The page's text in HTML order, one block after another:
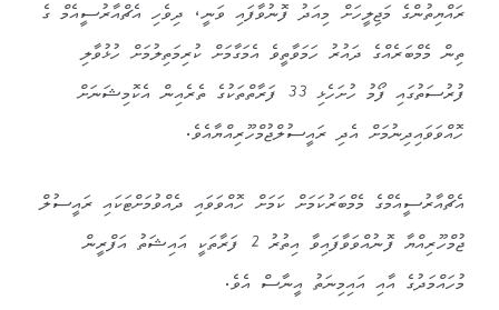
ރައްޔިތުންގެ މަޖިލީހަށް މިއަދު ފޮނުވާފައި ވަނީ، ދިވެހި އެޗްއާރުސީއެމް ގެ
ތިން މެމްބަރެއްގެ ދައުރު ހަމަވާތީވެ އެމަގާމަށް ކުރިމަތިލުމަށް ހުޅުވާލި
ފުރުސަތުގައި ފޯމު ހުށަހެޅި 33 ފަރާތްތަކުގެ ތެރެއިން އެކޮމިޝަނަށް
ހޮއްވަވައިދިނުމަށް އެދި ރައީސުލްޖުމްހޫރިއްޔާއެވެ.
އެޗްއާރުސީއެމްގެ މެމްބަރުކަމަށް ކަމަށް ހޮއްވަވައި ދެއްވުމަށްޓަކައި ރައީސުލް
ޖުމްހޫރިއްޔާ ފޮނުއްވަވާފައިވާ އިތުރު 2 ފަރާތަކީ އައިޝަތު އަފްރީން
މުހައްމަދުގެ އާއި އައިމިނަތު އީނާސް އެވެ.